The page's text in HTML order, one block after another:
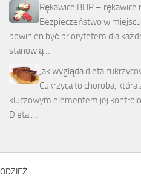
Rękawice BHP – rękawice
Bezpieczeństwo w
powinien być priorytetem dla
stanowią …
Jak wygląda dieta
Cukrzyca to choroba,
kluczowym elementem jej
Dieta …
ODZIEŻ